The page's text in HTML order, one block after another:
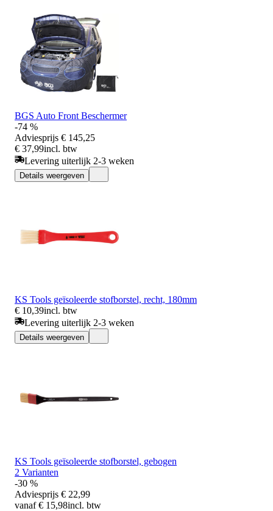
BGS Auto Front Beschermer
-74 %
Adviesprijs € 145,25
€ 37,99incl. btw
Levering uiterlijk 2-3 weken
Details weergeven
KS Tools geïsoleerde stofborstel, recht, 180mm
€ 10,39incl. btw
Levering uiterlijk 2-3 weken
Details weergeven
KS Tools geïsoleerde stofborstel, gebogen
2 Varianten
-30 %
Adviesprijs € 22,99
vanaf € 15,98incl. btw